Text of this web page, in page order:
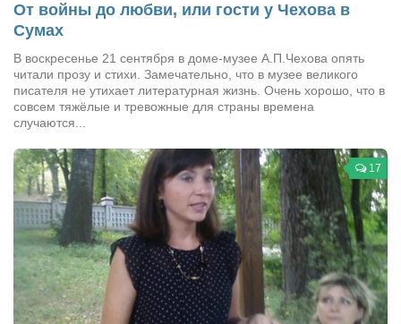
Конкурс «Колибри» 2014
Литературный конкурс «Я люблю Украину»
Конкурс «Колибри — детям!» 2014
Конкурс «Колибри» 2013
Афиша
Афиша Киев
Афиша Сумы
О нас
От войны до любви, или гости у Чехова в
Сумах
В воскресенье 21 сентября в доме-музее А.П.Чехова опять
читали прозу и стихи. Замечательно, что в музее великого
писателя не утихает литературная жизнь. Очень хорошо, что в
совсем тяжёлые и тревожные для страны времена
случаются...
17